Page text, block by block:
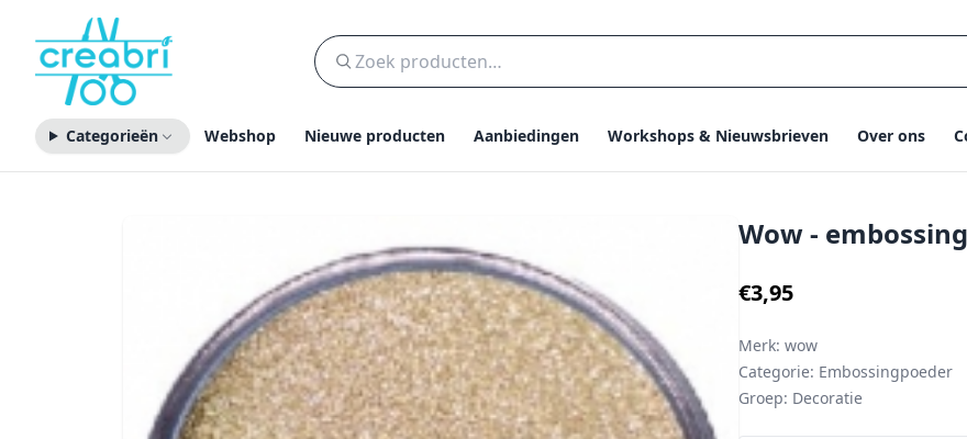
Categorieën Webshop Nieuwe producten Aanbiedingen Workshops & Nieuwsbrieven Over ons
Wow -
€3,95
Merk: wow
Categorie: Embossingpoeder
Groep: Decoratie